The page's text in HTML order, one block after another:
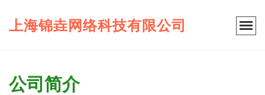
上海锦垚网络科技有限公司
公司简介